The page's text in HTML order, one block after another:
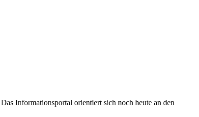
Informationsportal orientiert sich noch heute an den